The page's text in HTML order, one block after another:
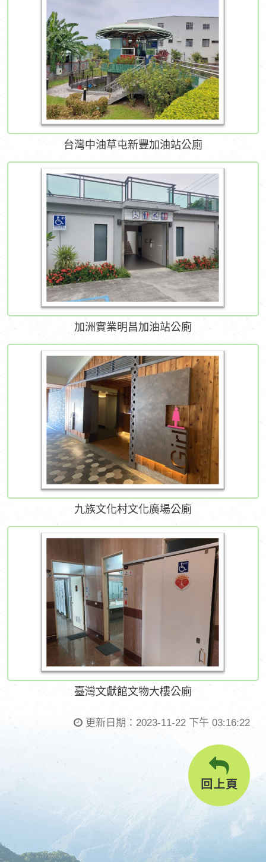
台灣中油草屯新豐加油站公廁
加洲實業明昌加油站公廁
九族文化村文化廣場公廁
臺灣文獻館文物大樓公廁
更新日期： 2023-11-22 下午 03:16:22
回上頁